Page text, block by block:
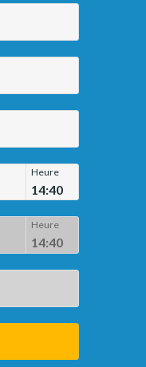
Heure
14:40
Heure
14:40